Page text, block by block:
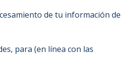
de tu información de
para (en línea con las